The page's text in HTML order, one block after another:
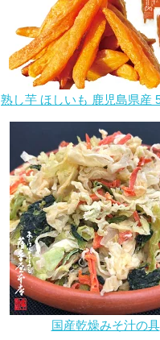
熟し芋 ほしいも 鹿児島県産
国産乾燥みそ汁の具